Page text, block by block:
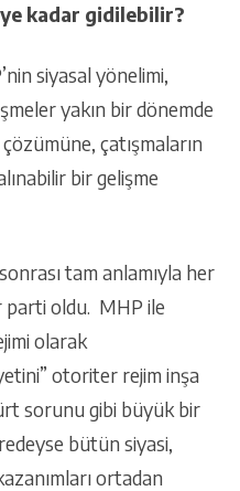
kadar gidilebilir?
siyasal yönelimi,
yakın bir dönemde
çatışmaların
bir gelişme
tam anlamıyla her
oldu. MHP ile
olarak
otoriter rejim inşa
sorunu gibi büyük bir
bütün siyasi,
ortadan